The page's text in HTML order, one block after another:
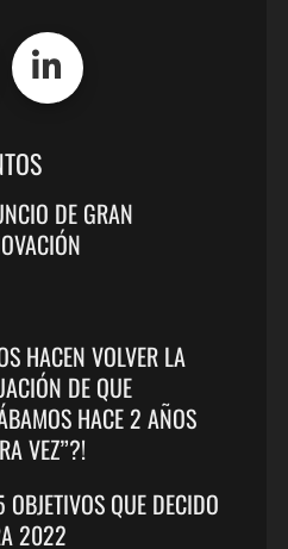
DE GRAN
HACEN VOLVER LA
DE QUE
HACE 2 AÑOS
VEZ”?!
QUE DECIDO
2022